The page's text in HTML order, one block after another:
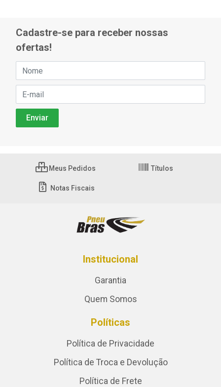
Cadastre-se para receber nossas
ofertas!
Meus Pedidos Títulos
Notas Fiscais
Institucional
Garantia
Quem Somos
Políticas
Política de Privacidade
Política de Troca e Devolução
Política de Frete